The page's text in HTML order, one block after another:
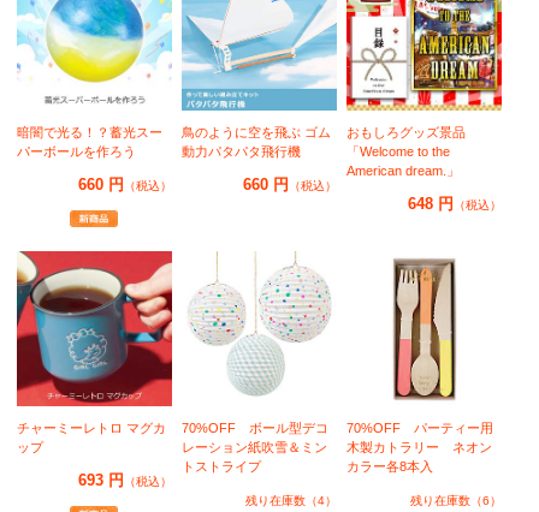
暗闇で光る！？蓄光スー
パーボールを作ろう
660 円 （税込）
鳥のように空を飛ぶ ゴム
動力パタパタ飛行機
660 円 （税込）
おもしろグッズ景品
「Welcome to the
American dream.」
648 円 （税込）
チャーミーレトロ マグカ
ップ
693 円 （税込）
70%OFF ボール型デコ
レーション紙吹雪＆ミン
トストライプ
残り在庫数（4）
70%OFF パーティー用
木製カトラリー ネオン
カラー各8本入
残り在庫数（6）